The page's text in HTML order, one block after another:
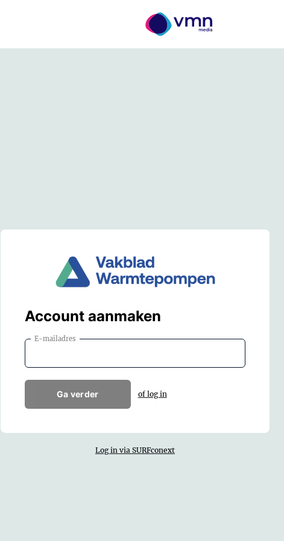
Account aanmaken
E-mailadres
Ga verder of log in
Log in via SURFconext